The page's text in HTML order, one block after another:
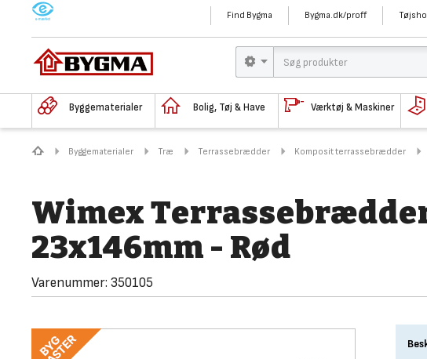
M Find Bygma Bygma.dk/proff
Byggematerialer Bolig, Tøj & Have Værktøj & Maskiner
Byggematerialer Træ Terrassebrædder Komposit terrassebrædder
Wimex
23x146mm - Rød
Varenummer: 350105